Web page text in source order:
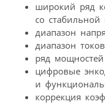
широкий ряд
со
диапазон
диапазон
ряд
цифровые
и
коррекция